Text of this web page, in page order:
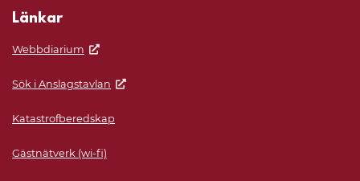
Länkar
Webbdiarium
Sök i Anslagstavlan
Katastrofberedskap
Gästnätverk (wi-fi)